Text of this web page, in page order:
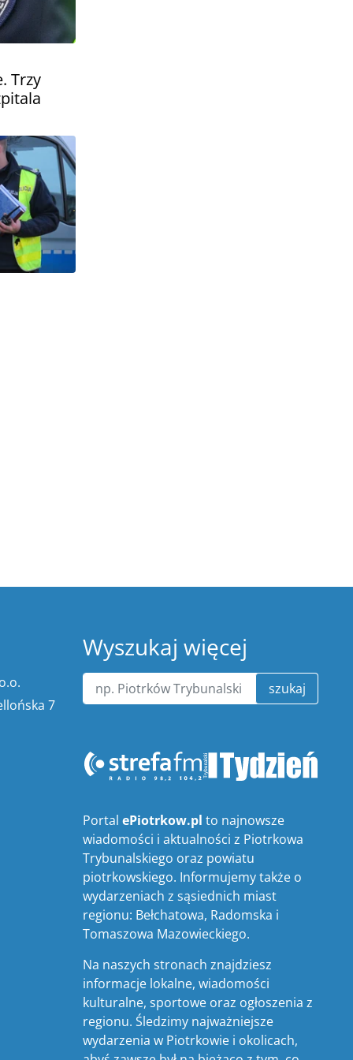
Trzy
7
Wyszukaj więcej
szukaj
PortalePiotrkow.pl to najnowsze
wiadomości i aktualności z Piotrkowa
Trybunalskiego oraz powiatu
piotrkowskiego. Informujemy także o
wydarzeniach z sąsiednich miast
regionu: Bełchatowa, Radomska i
Tomaszowa Mazowieckiego.
Na naszych stronach znajdziesz
informacje lokalne, wiadomości
kulturalne, sportowe oraz ogłoszenia z
regionu. Śledzimy najważniejsze
wydarzenia w Piotrkowie i okolicach,